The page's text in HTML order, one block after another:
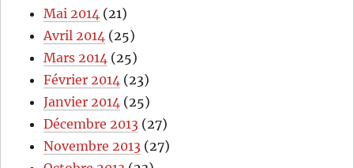
Mai 2014 (21)
Avril 2014 (25)
Mars 2014 (25)
Février 2014 (23)
Janvier 2014 (25)
Décembre 2013 (27)
Novembre 2013 (27)